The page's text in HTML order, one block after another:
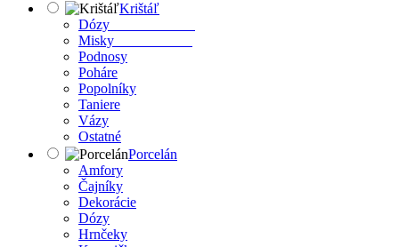
Krištáľ
Dózy
Misky
Podnosy
Poháre
Popolníky
Taniere
Vázy
Ostatné
Porcelán
Amfory
Čajníky
Dekorácie
Dózy
Hrnčeky